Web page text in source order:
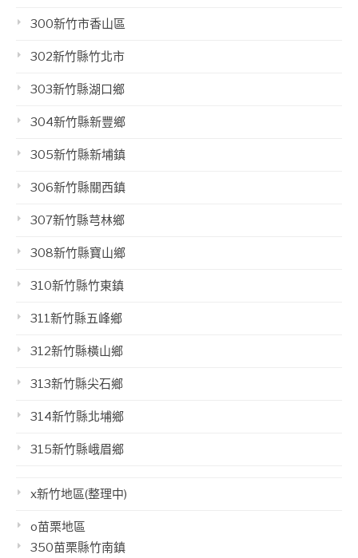
300新竹市香山區
302新竹縣竹北市
303新竹縣湖口鄉
304新竹縣新豐鄉
305新竹縣新埔鎮
306新竹縣關西鎮
307新竹縣芎林鄉
308新竹縣寶山鄉
310新竹縣竹東鎮
311新竹縣五峰鄉
312新竹縣橫山鄉
313新竹縣尖石鄉
314新竹縣北埔鄉
315新竹縣峨眉鄉
x新竹地區(整理中)
o苗栗地區
350苗栗縣竹南鎮